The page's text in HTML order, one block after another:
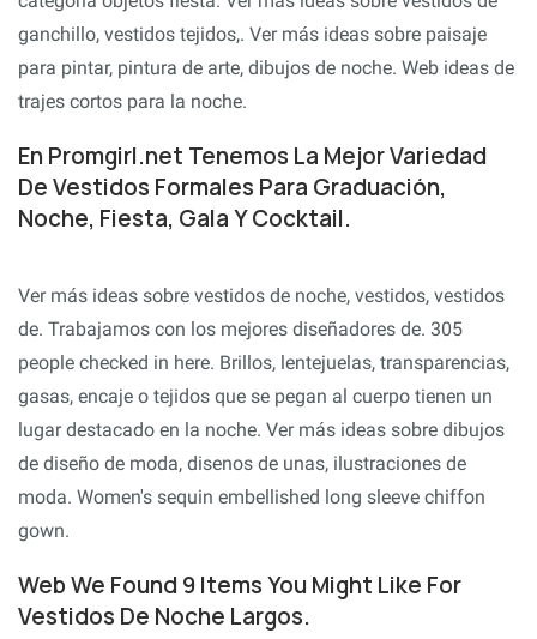
ganchillo, vestidos tejidos,. Ver más ideas sobre paisaje
para pintar, pintura de arte, dibujos de noche. Web ideas de
trajes cortos para la noche.
En Promgirl.net Tenemos La Mejor Variedad
De Vestidos Formales Para Graduación,
Noche, Fiesta, Gala Y Cocktail.
Ver más ideas sobre vestidos de noche, vestidos, vestidos
de. Trabajamos con los mejores diseñadores de. 305
people checked in here. Brillos, lentejuelas, transparencias,
gasas, encaje o tejidos que se pegan al cuerpo tienen un
lugar destacado en la noche. Ver más ideas sobre dibujos
de diseño de moda, disenos de unas, ilustraciones de
moda. Women's sequin embellished long sleeve chiffon
gown.
Web We Found 9 Items You Might Like For
Vestidos De Noche Largos.